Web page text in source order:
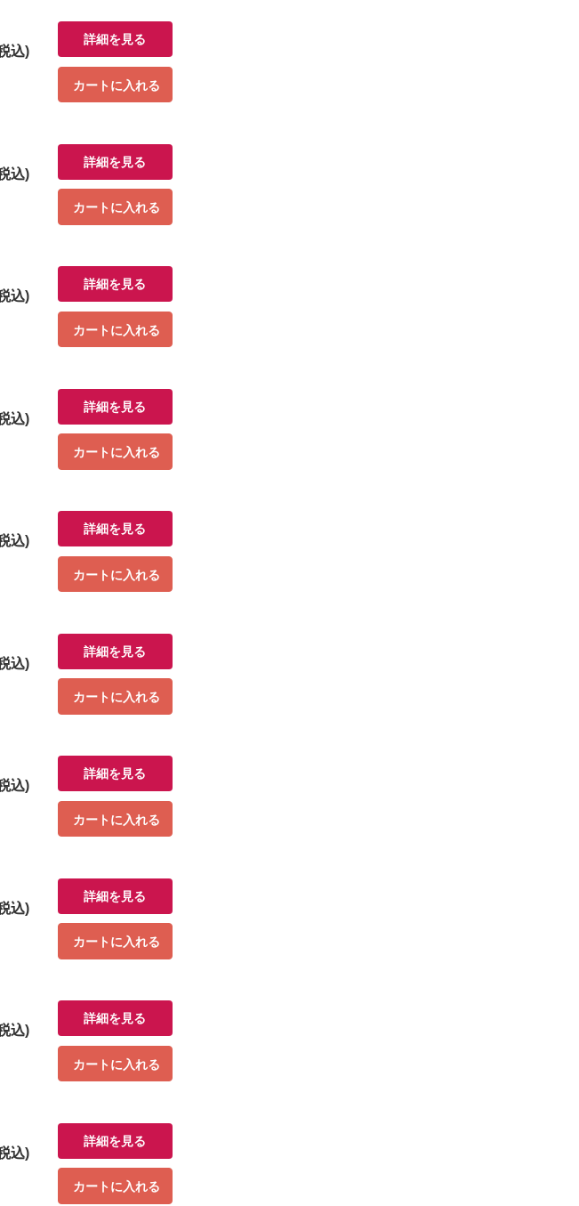
込)
詳細を見る
カートに入れる
込)
詳細を見る
カートに入れる
込)
詳細を見る
カートに入れる
込)
詳細を見る
カートに入れる
込)
詳細を見る
カートに入れる
込)
詳細を見る
カートに入れる
込)
詳細を見る
カートに入れる
込)
詳細を見る
カートに入れる
込)
詳細を見る
カートに入れる
込)
詳細を見る
カートに入れる